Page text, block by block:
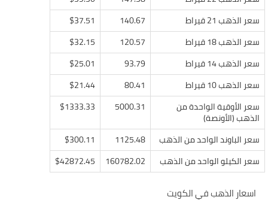
سعر الذهب 21 قيراط
140.67
$37.51
سعر الذهب 18 قيراط
120.57
$32.15
سعر الذهب 14 قيراط
93.79
$25.01
سعر الذهب 10 قيراط
80.41
$21.44
سعر الأوقية الواحدة من
الذهب (الأونصة)
5000.31
$1333.33
سعر الباوند الواحد من الذهب 1125.48
$300.11
سعر الكيلو الواحد من الذهب
160782.02
$42872.45
اسعار الذهب في الكويت